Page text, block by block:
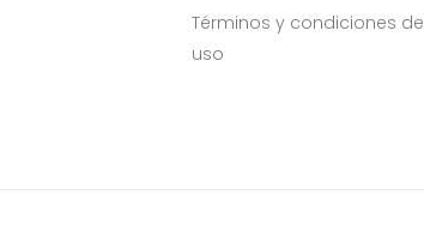
Términos y condiciones de
uso